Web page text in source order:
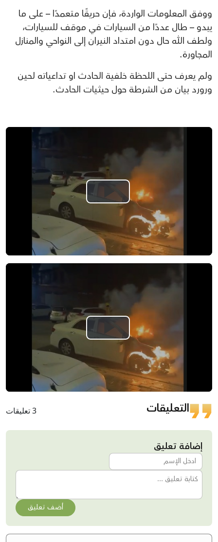
ووفق المعلومات الواردة، فإن حريقًا متعمدًا – على ما
يبدو – طال عددًا من السيارات في موقف للسيارات،
ولطف الله حال دون امتداد النيران إلى النواحي والمنازل
المجاورة.
ولم يعرف حتى اللحظة خلفية الحادث او تداعياته لحين
ورورد بيان من الشرطة حول حيثيات الحادث.
Play
Video
Play
Video
التعليقات 3 تعليقات
إضافة تعليق
أضف تعليق